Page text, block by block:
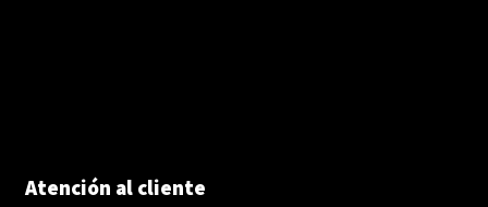
Atención al cliente